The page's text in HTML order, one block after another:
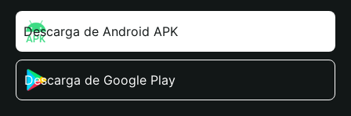
Descarga de Android APK
Descarga de Google Play